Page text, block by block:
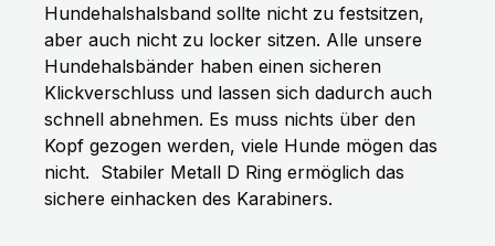
Hundehalshalsband sollte nicht zu festsitzen,
aber auch nicht zu locker sitzen. Alle unsere
Hundehalsbänder haben einen sicheren
Klickverschluss und lassen sich dadurch auch
schnell abnehmen. Es muss nichts über den
Kopf gezogen werden, viele Hunde mögen das
nicht. Stabiler Metall D Ring ermöglich das
sichere einhacken des Karabiners.